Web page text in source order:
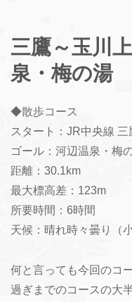
三鷹～玉川
泉・梅の湯
◆散歩コース
スタート：JR中央線
ゴール：河辺温泉・梅
距離：30.1km
最大標高差：123m
所要時間：6時間
天候：晴れ時々曇り（
何と言っても今回のコ
過ぎまでのコースの大